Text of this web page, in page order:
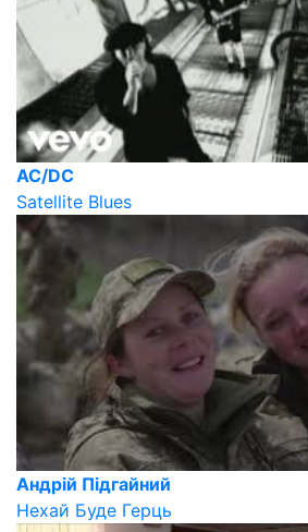
AC/DC
Satellite Blues
Андрій Підгайний
Нехай Буде Герць